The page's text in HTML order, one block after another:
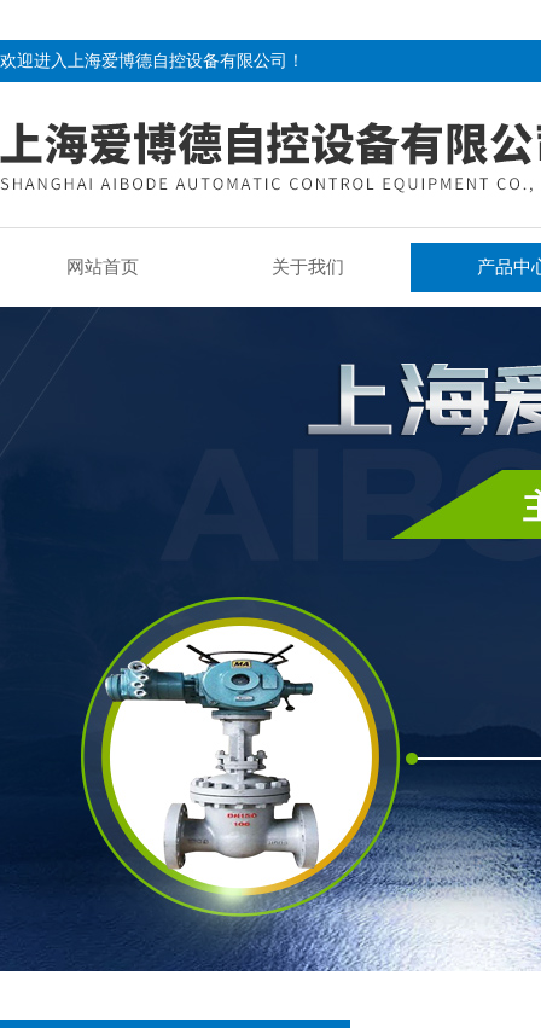
欢迎进入上海爱博德自控设备有限公司！
网站首页 关于我们 产品中